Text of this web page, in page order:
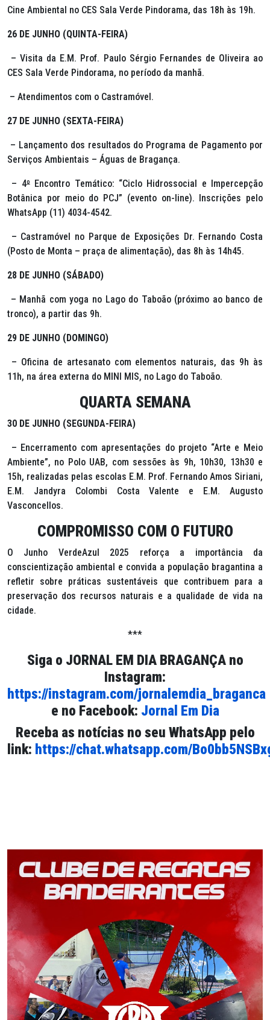
Cine Ambiental no CES Sala Verde Pindorama, das 18h às 19h.
26 DE JUNHO (QUINTA-FEIRA)
– Visita da E.M. Prof. Paulo Sérgio Fernandes de Oliveira ao
CES Sala Verde Pindorama, no período da manhã.
– Atendimentos com o Castramóvel.
27 DE JUNHO (SEXTA-FEIRA)
– Lançamento dos resultados do Programa de Pagamento por
Serviços Ambientais – Águas de Bragança.
– 4ºEncontro Temático: “Ciclo Hidrossocial e Impercepção
Botânica por meio do PCJ” (evento on-line). Inscrições pelo
WhatsApp (11) 4034-4542.
– Castramóvel no Parque de Exposições Dr. Fernando Costa
(Posto de Monta – praça de alimentação), das 8h às 14h45.
28 DE JUNHO (SÁBADO)
– Manhã com yoga no Lago do Taboão (próximo ao banco de
tronco), a partir das 9h.
29 DE JUNHO (DOMINGO)
– Oficina de artesanato com elementos naturais, das 9h às
11h, na área externa do MINI MIS, no Lago do Taboão.
QUARTA SEMANA
30 DE JUNHO (SEGUNDA-FEIRA)
– Encerramento com apresentações do projeto “Arte e Meio
Ambiente”, no Polo UAB, com sessões às 9h, 10h30, 13h30 e
15h, realizadas pelas escolas E.M. Prof. Fernando Amos Siriani,
E.M. Jandyra Colombi Costa Valente e E.M. Augusto
Vasconcellos.
COMPROMISSO COM O FUTURO
O Junho VerdeAzul 2025 reforça a importância da
conscientização ambiental e convida a população bragantina a
refletir sobre práticas sustentáveis que contribuem para a
preservação dos recursos naturais e a qualidade de vida na
cidade.
***
Siga o JORNAL EM DIA BRAGANÇAno
Instagram:
https://instagram.com/jornalemdia_braganca
e no Facebook: Jornal Em Dia
Receba as notícias no seu WhatsApp pelo
link: https://chat.whatsapp.com/